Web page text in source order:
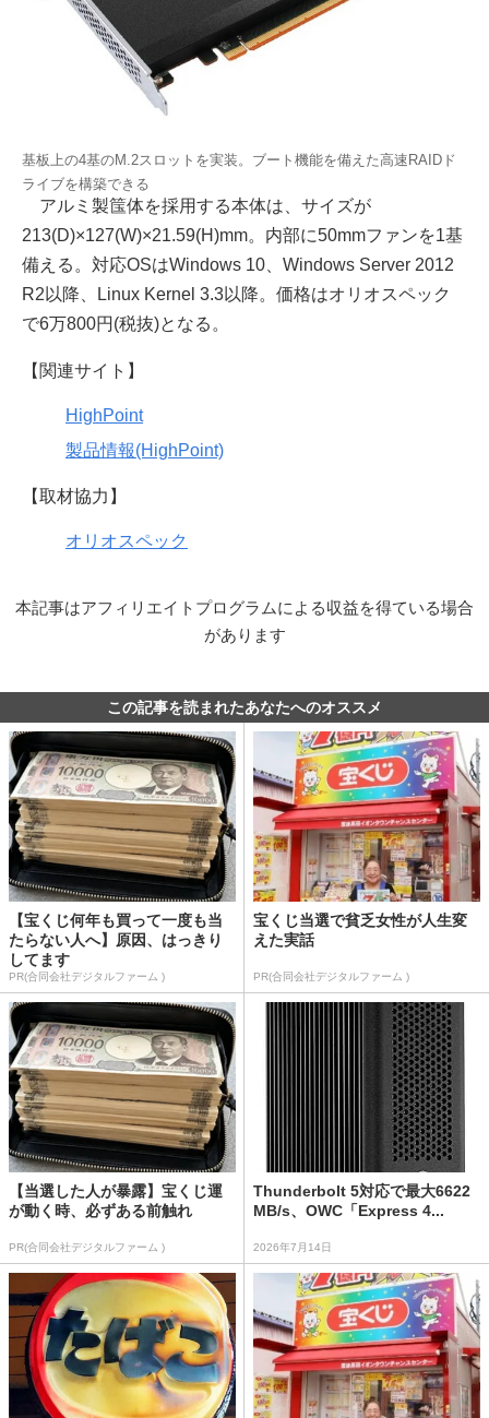
基板上の4基のM.2スロットを実装。ブート機能を備えた高速RAIDド
ライブを構築できる
アルミ製筺体を採用する本体は、サイズが
213(D)×127(W)×21.59(H)mm。内部に50mmファンを1基
備える。対応OSはWindows 10、Windows Server 2012
R2以降、Linux Kernel 3.3以降。価格はオリオスペック
で6万800円(税抜)となる。
【関連サイト】
HighPoint
製品情報(HighPoint)
【取材協力】
オリオスペック
本記事はアフィリエイトプログラムによる収益を得ている場合
があります
この記事を読まれたあなたへのオススメ
【宝くじ何年も買って一度も当
たらない人へ】原因、はっきり
してます
PR(合同会社デジタルファーム )
宝くじ当選で貧乏女性が人生変
えた実話
PR(合同会社デジタルファーム )
【当選した人が暴露】宝くじ運
が動く時、必ずある前触れ
PR(合同会社デジタルファーム )
Thunderbolt 5対応で最大6622
MB/s、OWC「Express 4...
2026年7月14日